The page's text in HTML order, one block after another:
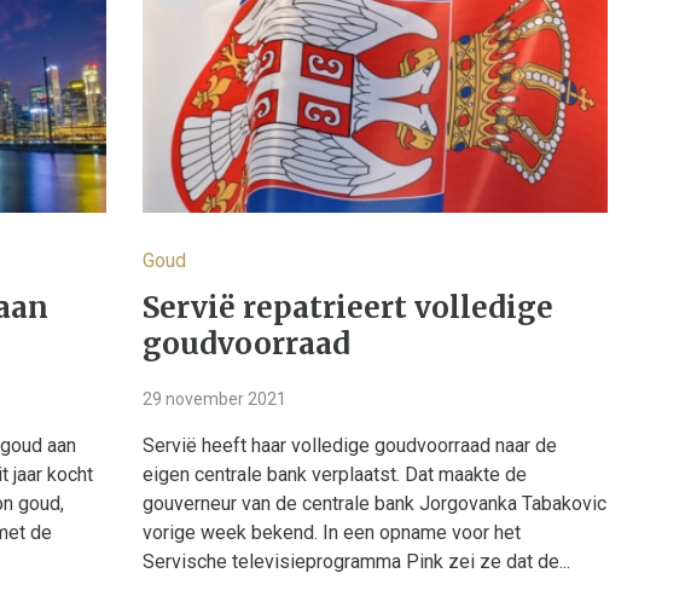
aan
jaar kocht
goud,
de
Goud
Servië repatrieert volledige
goudvoorraad
29 november 2021
Servië heeft haar volledige goudvoorraad naar de
eigen centrale bank verplaatst. Dat maakte de
gouverneur van de centrale bank Jorgovanka Tabakovic
vorige week bekend. In een opname voor het
Servische televisieprogramma Pink zei ze dat de...